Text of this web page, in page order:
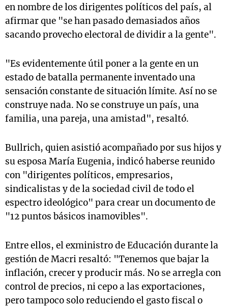
en nombre de los dirigentes políticos del país, al
afirmar que "se han pasado demasiados años
sacando provecho electoral de dividir a la gente".
"Es evidentemente útil poner a la gente en un
estado de batalla permanente inventado una
sensación constante de situación límite. Así no se
construye nada. No se construye un país, una
familia, una pareja, una amistad", resaltó.
Bullrich, quien asistió acompañado por sus hijos y
su esposa María Eugenia, indicó haberse reunido
con "dirigentes políticos, empresarios,
sindicalistas y de la sociedad civil de todo el
espectro ideológico" para crear un documento de
"12 puntos básicos inamovibles".
Entre ellos, el exministro de Educación durante la
gestión de Macri resaltó: "Tenemos que bajar la
inflación, crecer y producir más. No se arregla con
control de precios, ni cepo a las exportaciones,
pero tampoco solo reduciendo el gasto fiscal o